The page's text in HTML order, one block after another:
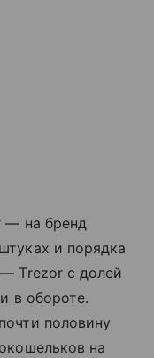
— на бренд
и порядка
Trezor с долей
в обороте.
половину
на